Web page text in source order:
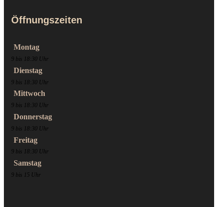
Öffnungszeiten
Montag
9 bis 18:30 Uhr
Dienstag
9 bis 18:30 Uhr
Mittwoch
9 bis 18:30 Uhr
Donnerstag
9 bis 18:30 Uhr
Freitag
9 bis 18:30 Uhr
Samstag
9 bis 15 Uhr